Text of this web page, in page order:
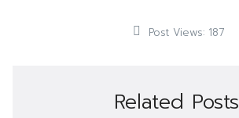
Post Views: 187
Related Posts